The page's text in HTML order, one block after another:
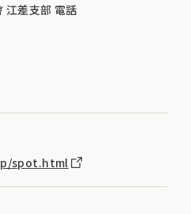
江差支部 電話
spot.html